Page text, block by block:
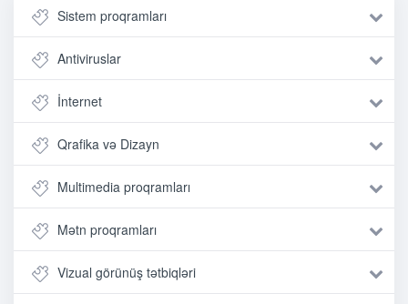
Sistem proqramları
Antiviruslar
İnternet
Qrafika və Dizayn
Multimedia proqramları
Mətn proqramları
Vizual görünüş tətbiqləri